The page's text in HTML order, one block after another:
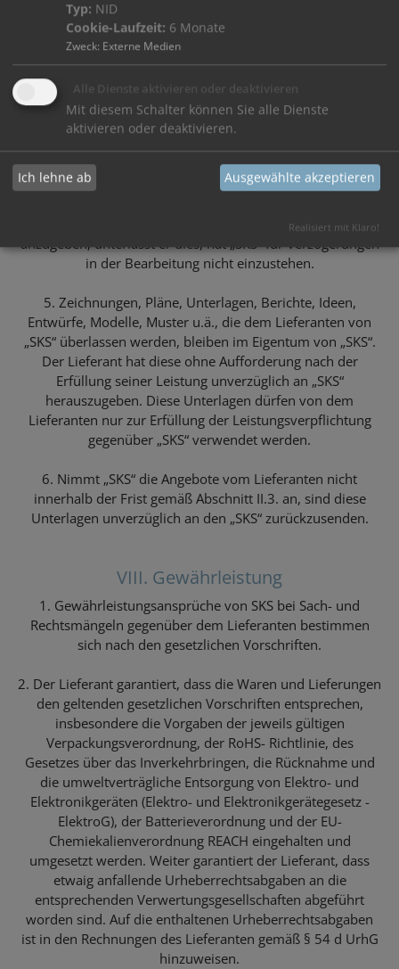
1. Der Gefahrenübergang erfolgt bei Annahme der
Lieferung durch „SKS“ an deren Geschäftssitz (im Haus).
2. Der Lieferant trägt die Transportgefahr, unabhängig
davon, auf wessen Wunsch und von welchem Ort die
Versendung erfolgt.
gegen Transportschäden zu versichern.
und Lieferscheinen die Bestellnummer von „SKS“
anzugeben; unterlässt er dies, hat „SKS“ für Verzögerungen
in der Bearbeitung nicht einzustehen.
5. Zeichnungen, Pläne, Unterlagen, Berichte, Ideen,
Entwürfe, Modelle, Muster u.ä., die dem Lieferanten von
„SKS“ überlassen werden, bleiben im Eigentum von „SKS“.
Der Lieferant hat diese ohne Aufforderung nach der
Erfüllung seiner Leistung unverzüglich an „SKS“
herauszugeben. Diese Unterlagen dürfen von dem
Lieferanten nur zur Erfüllung der Leistungsverpflichtung
gegenüber „SKS“ verwendet werden.
6. Nimmt „SKS“ die Angebote vom Lieferanten nicht
innerhalb der Frist gemäß Abschnitt II.3. an, sind diese
Unterlagen unverzüglich an den „SKS“ zurückzusenden.
VIII. Gewährleistung
1. Gewährleistungsansprüche von SKS bei Sach- und
Rechtsmängeln gegenüber dem Lieferanten bestimmen
sich nach den gesetzlichen Vorschriften.
2. Der Lieferant garantiert, dass die Waren und Lieferungen
den geltenden gesetzlichen Vorschriften entsprechen,
insbesondere die Vorgaben der jeweils gültigen
Verpackungsverordnung, der RoHS- Richtlinie, des
Gesetzes über das Inverkehrbringen, die Rücknahme und
die umweltverträgliche Entsorgung von Elektro- und
Elektronikgeräten (Elektro- und Elektronikgerätegesetz -
ElektroG), der Batterieverordnung und der EU-
Chemiekalienverordnung REACH eingehalten und
umgesetzt werden. Weiter garantiert der Lieferant, dass
etwaig anfallende Urheberrechtsabgaben an die
entsprechenden Verwertungsgesellschaften abgeführt
worden sind. Auf die enthaltenen Urheberrechtsabgaben
ist in den Rechnungen des Lieferanten gemäß § 54 d UrhG
hinzuweisen.
Typ: NID
Cookie-Laufzeit: 6 Monate
Zweck: Externe Medien
Alle Dienste aktivieren oder deaktivieren
Mit diesem Schalter können Sie alle Dienste
aktivieren oder deaktivieren.
Ich lehne ab Ausgewählte akzeptieren
Realisiert mit Klaro!